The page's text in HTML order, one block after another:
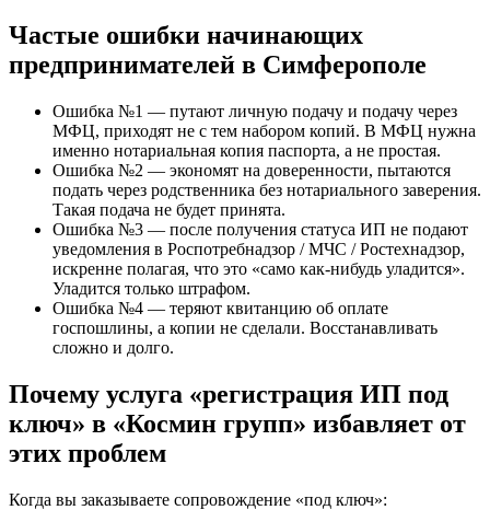
Частые ошибки начинающих
предпринимателей в Симферополе
Ошибка №1 — путают личную подачу и подачу через
МФЦ, приходят не с тем набором копий. В МФЦ нужна
именно нотариальная копия паспорта, а не простая.
Ошибка №2 — экономят на доверенности, пытаются
подать через родственника без нотариального заверения.
Такая подача не будет принята.
Ошибка №3 — после получения статуса ИП не подают
уведомления в Роспотребнадзор / МЧС / Ростехнадзор,
искренне полагая, что это «само как-нибудь уладится».
Уладится только штрафом.
Ошибка №4 — теряют квитанцию об оплате
госпошлины, а копии не сделали. Восстанавливать
сложно и долго.
Почему услуга «регистрация ИП под
ключ» в «Космин групп» избавляет от
этих проблем
Когда вы заказываете сопровождение «под ключ»: